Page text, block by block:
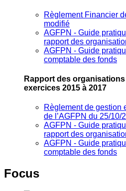
Règlement Financier
modifié
AGFPN ‐ Guide
rapport des
AGFPN ‐ Guide
comptable des fonds
Rapport des
exercices 2015 à 2017
Règlement de gestion
de l’AGFPN du 25/10/
AGFPN ‐ Guide
rapport des
AGFPN ‐ Guide
comptable des fonds
Focus